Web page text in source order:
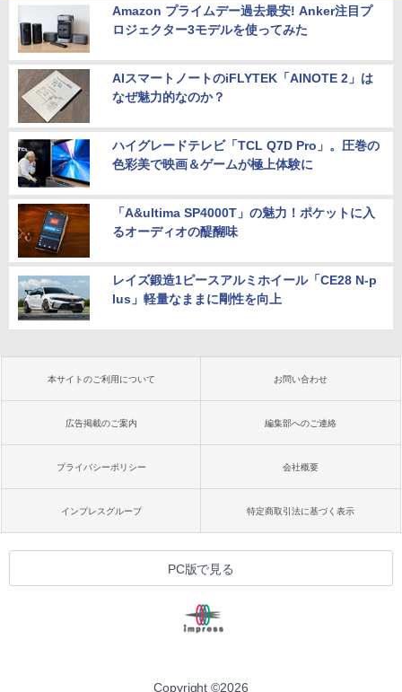
Amazon プライムデー過去最安! Anker注目プ
ロジェクター3モデルを使ってみた
AIスマートノートのiFLYTEK「AINOTE 2」は
なぜ魅力的なのか？
ハイグレードテレビ「TCL Q7D Pro」。圧巻の
色彩美で映画＆ゲームが極上体験に
「A&ultima SP4000T」の魅力！ポケットに入
るオーディオの醍醐味
レイズ鍛造1ピースアルミホイール「CE28 N-p
lus」軽量なままに剛性を向上
本サイトのご利用について お問い合わせ
広告掲載のご案内 編集部へのご連絡
プライバシーポリシー 会社概要
インプレスグループ 特定商取引法に基づく表示
PC版で見る
Copyright ©2026